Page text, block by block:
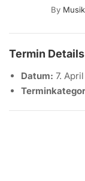
By
Termin Details
Datum: 7.